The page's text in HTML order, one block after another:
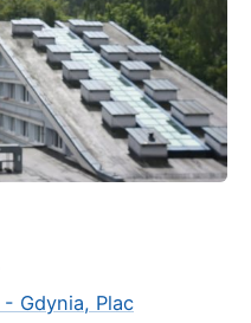
Gdynia, Plac